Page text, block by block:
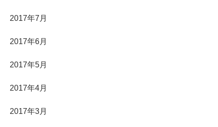
2017年7月
2017年6月
2017年5月
2017年4月
2017年3月